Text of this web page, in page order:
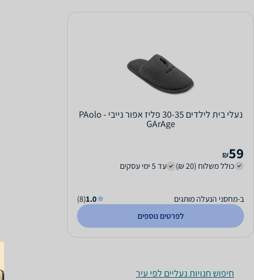
נעלי בית לילדים 30-35 פליז אפור נייבי - PAolo
GArAge
59
₪
כולל משלוח (20 ₪)
עד 5 ימי עסקים
ב-מחסני הנעלה מותגים 1.0
(8)
לפרטים נוספים
חיפוש חנויות נעליים לפי עיר